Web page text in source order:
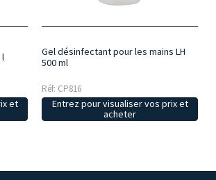
et
Gel désinfectant pour les mains LH
500 ml
Réf: CP816
Entrez pour visualiser vos prix et
acheter